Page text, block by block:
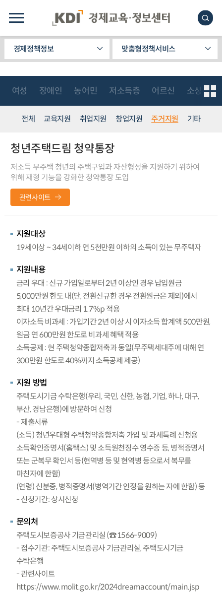
경제정책정보 맞춤형정책서비스
여성 장애인 농어민 저소득층 어르신 소상공인
전체 교육지원 취업지원 창업지원 주거지원 기타
청년주택드림 청약통장
저소득 무주택 청년의 주택구입과 자산형성을 지원하기 위하여
위해 재형 기능을 강화한 청약통장 도입
관련사이트
지원대상
19세이상 ~ 34세이하 연 5천만원 이하의 소득이 있는 무주택자
지원내용
금리 우대 : 신규 가입일로부터 2년 이상인 경우 납입원금
5,000만원 한도 내(단, 전환신규한 경우 전환원금은 제외)에서
최대 10년간 우대금리 1.7%p 적용
이자소득 비과세 : 가입기간 2년 이상 시 이자소득 합계액 500만원,
원금 연 600만원 한도로 비과세 혜택 적용
소득공제 : 현 주택청약종합저축과 동일(무주택세대주에 대해 연
300만원 한도로 40%까지 소득공제 제공)
지원 방법
주택도시기금 수탁은행(우리, 국민, 신한, 농협, 기업, 하나, 대구,
부산, 경남은행)에 방문하여 신청
- 제출서류
(소득) 청년우대형 주택청약종합저축 가입 및 과세특례 신청용
소득확인증명서(홈택스) 및 소득원천징수 영수증 등, 병적증명서
또는 군복무 확인서 등(현역병 등 및 현역병 등으로서 복무를
마친자에 한함)
(연령) 신분증, 병적증명서(병역기간 인정을 원하는 자에 한함) 등
- 신청기간: 상시신청
문의처
주택도시보증공사 기금관리실 (☎1566-9009)
- 접수기관: 주택도시보증공사 기금관리실, 주택도시기금
수탁은행
- 관련사이트
https://www.molit.go.kr/2024dreamaccount/main.jsp